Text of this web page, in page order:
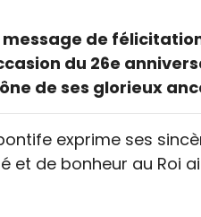
message de
du 26e
de ses glorieux
exprime ses
de bonheur au Roi